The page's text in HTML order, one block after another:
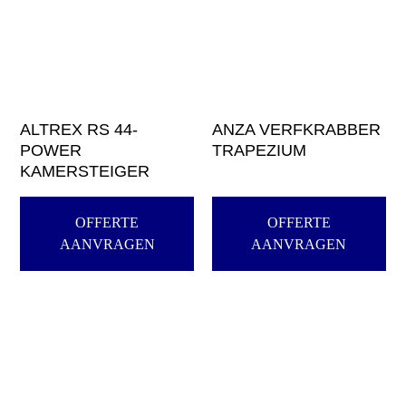
ALTREX RS 44-
POWER
KAMERSTEIGER
OFFERTE
AANVRAGEN
ANZA VERFKRABBER
TRAPEZIUM
OFFERTE
AANVRAGEN